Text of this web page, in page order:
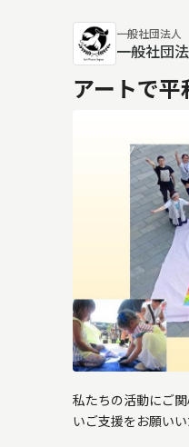
一般社団法人
一般社団
アートで平
私たちの活動にご
いご支援をお願いい